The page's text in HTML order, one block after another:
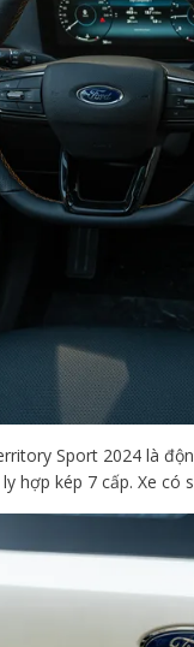
Sport 2024 là
hợp kép 7 cấp. Xe